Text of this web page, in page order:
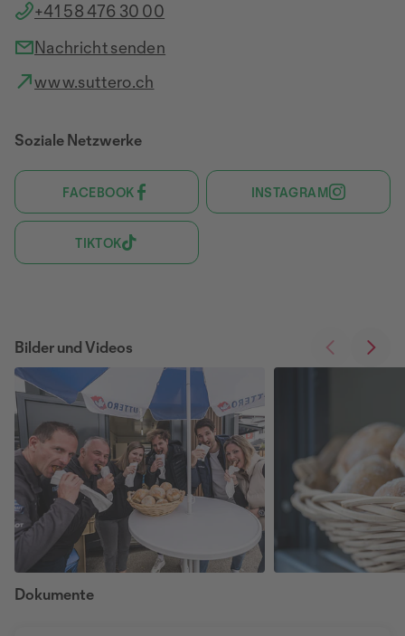
+41 58 476 30 00
Nachricht senden
www.suttero.ch
Soziale Netzwerke
FACEBOOK INSTAGRAM
TIKTOK
Bilder und Videos
Dokumente